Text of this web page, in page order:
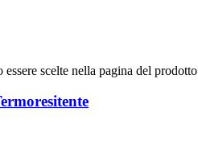
scelte nella pagina del prodotto